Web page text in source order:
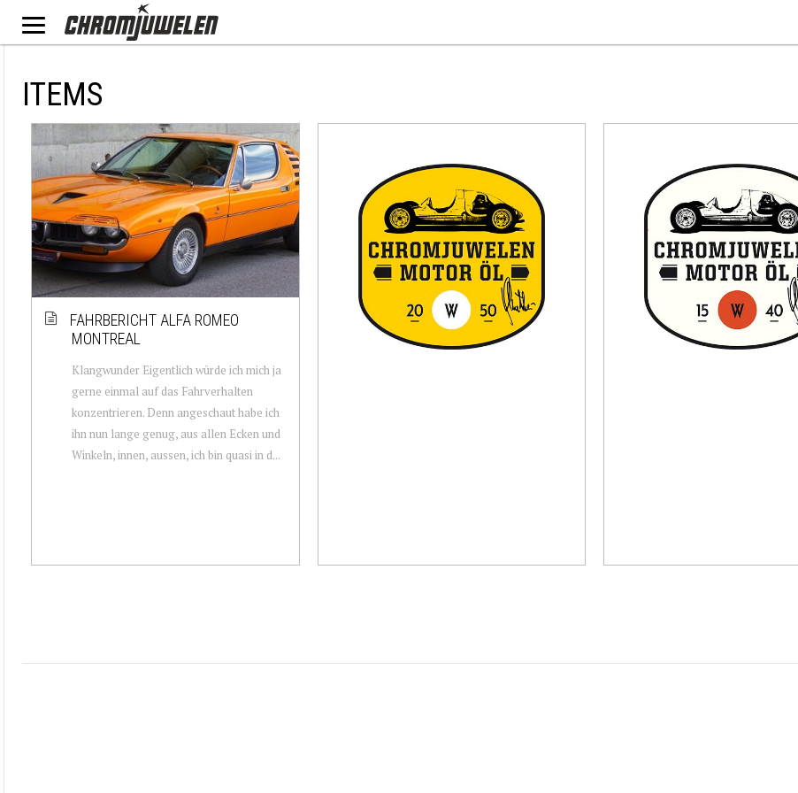
ITEMS
FAHRBERICHT ALFA ROMEO
MONTREAL
Klangwunder Eigentlich würde ich mich ja
gerne einmal auf das Fahrverhalten
konzentrieren. Denn angeschaut habe ich
ihn nun lange genug, aus allen Ecken und
Winkeln, innen, aussen, ich bin quasi in d...